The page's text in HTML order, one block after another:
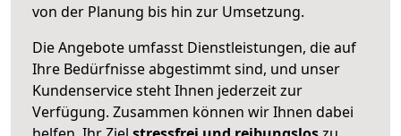
von der Planung bis hin zur Umsetzung.
Die Angebote umfasst Dienstleistungen, die auf
Ihre Bedürfnisse abgestimmt sind, und unser
Kundenservice steht Ihnen jederzeit zur
Verfügung. Zusammen können wir Ihnen dabei